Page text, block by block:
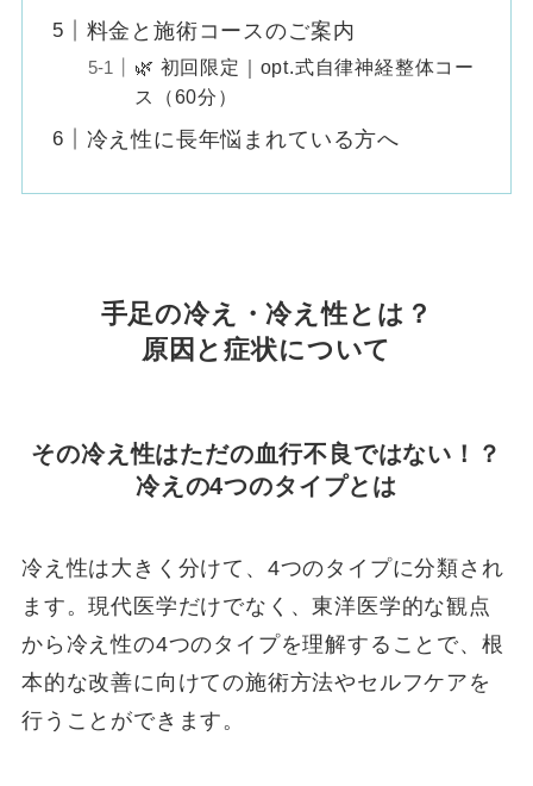
料金と施術コースのご案内
🌿 初回限定｜opt.式自律神経整体コー
ス（60分）
冷え性に長年悩まれている方へ
手足の冷え・冷え性とは？
原因と症状について
その冷え性はただの血行不良ではない！？
冷えの4つのタイプとは
冷え性は大きく分けて、4つのタイプに分類され
ます。現代医学だけでなく、東洋医学的な観点
から冷え性の4つのタイプを理解することで、根
本的な改善に向けての施術方法やセルフケアを
行うことができます。